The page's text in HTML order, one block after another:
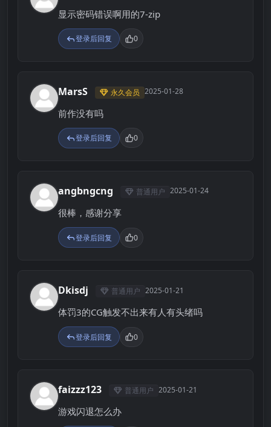
显示密码错误啊用的7-zip
登录后回复 0
M MarsS 永久会员 2025-01-28
前作没有吗
登录后回复 0
A angbngcng 普通用户 2025-01-24
很棒，感谢分享
登录后回复 0
D Dkisdj 普通用户 2025-01-21
体罚3的CG触发不出来有人有头绪吗
登录后回复 0
F faizzz123 普通用户 2025-01-21
游戏闪退怎么办